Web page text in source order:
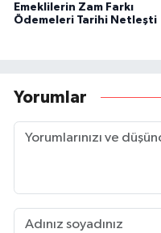
Emeklilerin Zam Farkı
Ödemeleri Tarihi Netleşti
Yorumlar